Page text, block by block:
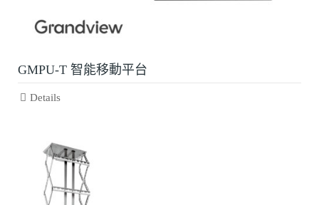
GMPU-T 智能移動平台
Details